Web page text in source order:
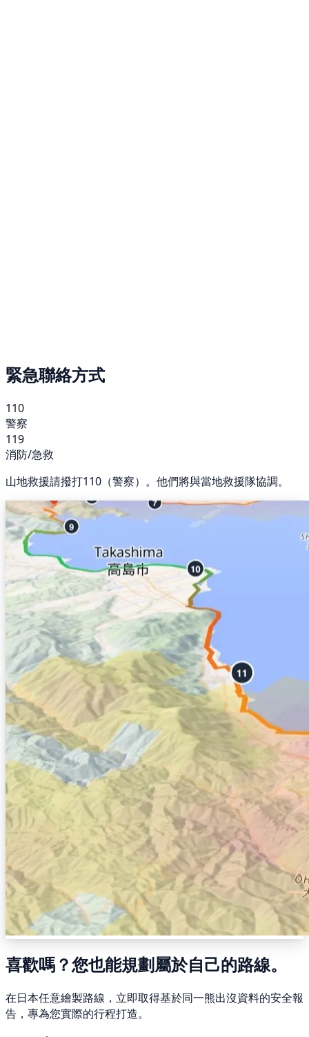
緊急聯絡方式
110
警察
119
消防/急救
山地救援請撥打110（警察）。他們將與當地救援隊協調。
喜歡嗎？您也能規劃屬於自己的路線。
在日本任意繪製路線，立即取得基於同一熊出沒資料的安全報
告，專為您實際的行程打造。